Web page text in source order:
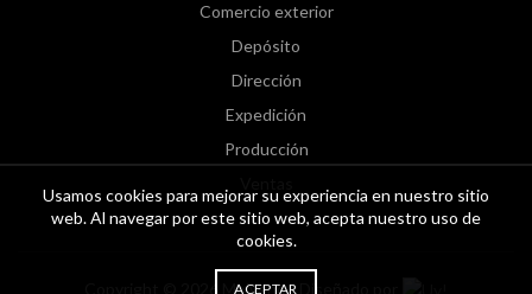
Comercio exterior
Depósito
Dirección
Expedición
Producción
Copyright © 2026 Molveno - Diseñado por
Usamos cookies para mejorar su experiencia en nuestro sitio
web. Al navegar por este sitio web, acepta nuestro uso de
cookies.
ACEPTAR